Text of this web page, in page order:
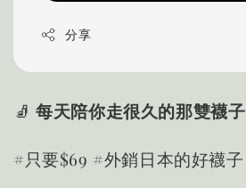
分享
🧦每天陪你走很久的那雙襪子
#只要$69 #外銷日本的好襪子